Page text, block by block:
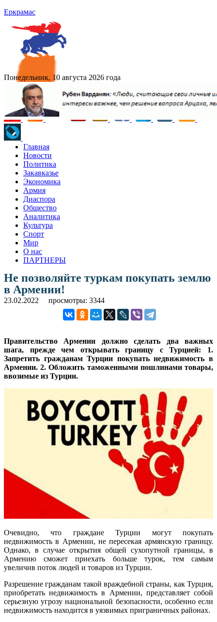
Еркрамас
Понедельник, 10 августа 2026 года
Главная
Новости
Политика
Закавказье
Экономика
Армия
Диаспора
Общество
Аналитика
Культура
Спорт
Мир
О нас
ПАРТНЕРЫ
Не позволяйте туркам покупать землю
в Армении!
23.02.2022 просмотры: 3344
Правительство Армении должно сделать два важных
шага, прежде чем открывать границу с Турцией: 1.
Запретить гражданам Турции покупать недвижимость в
Армении. 2. Обложить таможенными пошлинами товары,
ввозимые из Турции.
Очевидно, что граждане Турции могут покупать
недвижимость в Армении, не пересекая армянскую границу.
Однако, в случае открытия общей сухопутной границы, в
Армению сможет приехать больше турок, тем самым
увеличив поток людей и товаров из Турции.
Разрешение гражданам такой враждебной страны, как Турция,
приобретать недвижимость в Армении, представляет собой
серьезную угрозу национальной безопасности, особенно если
недвижимость находится в уязвимых приграничных районах.